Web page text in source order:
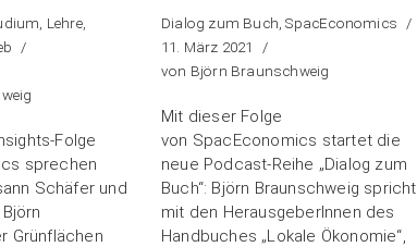
Lehre,
Folge
sprechen
Schäfer und
Grünflächen
Dialog zum Buch ,SpacEconomics
11. März 2021
von Björn Braunschweig
Mit dieser Folge
von SpacEconomics startet die
neue Podcast-Reihe „Dialog zum
Buch“: Björn Braunschweig spricht
mit den HerausgeberInnen des
Handbuches „Lokale Ökonomie“,